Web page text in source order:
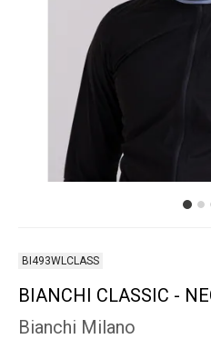
BI493WLCLASS
BIANCHI CLASSIC -
Bianchi Milano